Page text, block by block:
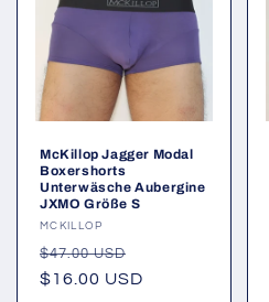
McKillop Jagger Modal
Boxershorts
Unterwäsche Aubergine
JXMO Größe S
Anbieter:
MCKILLOP
Normaler
Preis
$47.00 USD
$16.00 USD